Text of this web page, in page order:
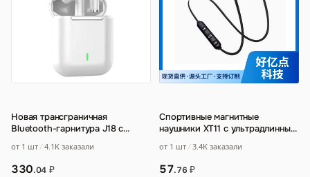
Новая трансграничная
Bluetooth-гарнитура J18 с
шумоподавлением частная
модель
от 1 шт 4.1K заказали
330.04 ₽
Спортивные магнитные
наушники XT11 с ультрадлинным
от 1 шт 3.4K заказали
57.76 ₽